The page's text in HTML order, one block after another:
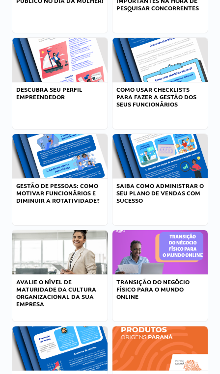
PESQUISAR CONCORRENTES
DESCUBRA SEU PERFIL
EMPREENDEDOR
COMO USAR CHECKLISTS
PARA FAZER A GESTÃO DOS
SEUS FUNCIONÁRIOS
GESTÃO DE PESSOAS: COMO
MOTIVAR FUNCIONÁRIOS E
DIMINUIR A ROTATIVIDADE?
SAIBA COMO ADMINISTRAR O
SEU PLANO DE VENDAS COM
SUCESSO
AVALIE O NÍVEL DE
MATURIDADE DA CULTURA
ORGANIZACIONAL DA SUA
EMPRESA
TRANSIÇÃO DO NEGÓCIO
FÍSICO PARA O MUNDO
ONLINE